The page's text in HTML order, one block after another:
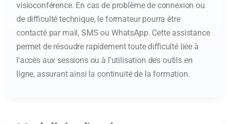
visioconférence. En cas de problème de connexion ou
de difficulté technique, le formateur pourra être
contacté par mail, SMS ou WhatsApp. Cette assistance
permet de résoudre rapidement toute difficulté liée à
l'accès aux sessions ou à l'utilisation des outils en
ligne, assurant ainsi la continuité de la formation.